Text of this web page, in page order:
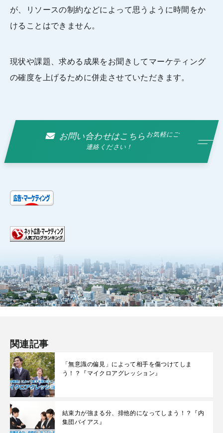
が、リソースの制約などによって思うように時間をか
けることはできません。
現状や課題、求める成果をお聞きしてマーケティング
の確度を上げるために併走させていただきます。
お問い合わせはこちらお気軽にご
連絡ください！
関連記事
「無意識の偏見」によって相手を傷つけてしま
う！？『マイクロアグレッション』
結束力が強まる分、排他的になってしまう！？『内
集団バイアス』